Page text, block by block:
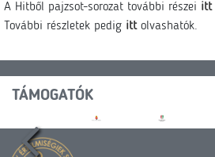
A Hitből pajzsot-sorozat további részei itt
További részletek pedig ittolvashatók.
TÁMOGATÓK